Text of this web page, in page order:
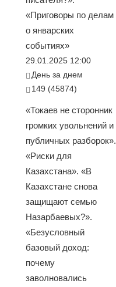
«Приговоры по делам
о январских
событиях»
29.01.2025 12:00
День за днем
149 (45874)
«Токаев не сторонник
громких увольнений и
публичных разборок».
«Риски для
Казахстана». «В
Казахстане снова
защищают семью
Назарбаевых?».
«Безусловный
базовый доход:
почему
заволновались